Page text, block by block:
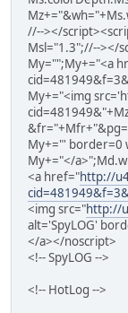
//--></
Msl="1.3";//--></
My="";My+="<a
My+="<img
My+="' border=0
My+="</
<a href="http://
<img src="http://
alt='SpyLOG'
</a></noscript>
<!-- SpyLOG -->
<!-- HotLog -->